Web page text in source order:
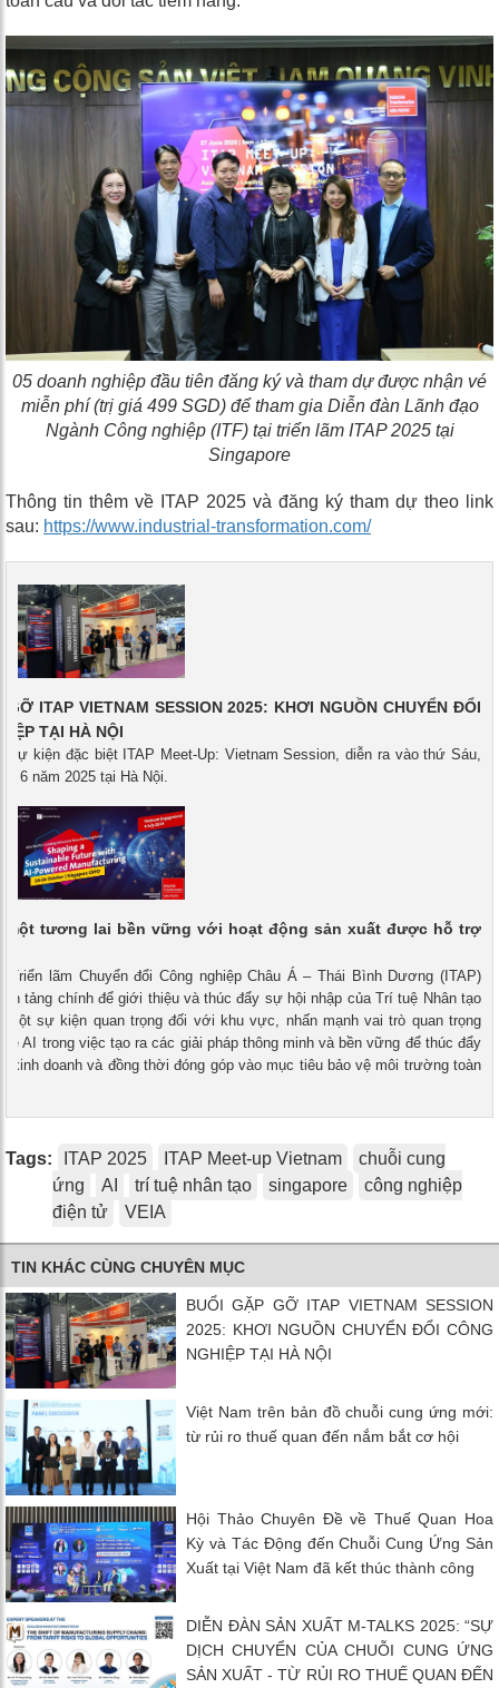
05 doanh nghiệp đầu tiên đăng ký và tham dự được nhận vé
miễn phí (trị giá 499 SGD) để tham gia Diễn đàn Lãnh đạo
Ngành Công nghiệp (ITF) tại triển lãm ITAP 2025 tại
Singapore
Thông tin thêm về ITAP 2025 và đăng ký tham dự theo link
sau: https://www.industrial-transformation.com/
GỠ ITAP VIETNAM SESSION 2025: KHƠI NGUỒN CHUYỂN ĐỔI
TẠI HÀ NỘI
Sự kiện đặc biệt ITAP Meet-Up: Vietnam Session, diễn ra vào thứ Sáu,
6 năm 2025 tại Hà Nội.
một tương lai bền vững với hoạt động sản xuất được hỗ trợ
Triển lãm Chuyển đổi Công nghiệp Châu Á – Thái Bình Dương (ITAP)
tảng chính để giới thiệu và thúc đẩy sự hội nhập của Trí tuệ Nhân tạo
sự kiện quan trọng đối với khu vực, nhấn mạnh vai trò quan trọng
AI trong việc tạo ra các giải pháp thông minh và bền vững để thúc đẩy
kinh doanh và đồng thời đóng góp vào mục tiêu bảo vệ môi trường toàn
Tags: ITAP 2025 ITAP Meet-up Vietnam
chuỗi cung
ứng
AI trí tuệ nhân tạo singapore
công nghiệp
điện tử
VEIA
TIN KHÁC CÙNG CHUYÊN MỤC
BUỔI GẶP GỠ ITAP VIETNAM SESSION
2025: KHƠI NGUỒN CHUYỂN ĐỔI CÔNG
NGHIỆP TẠI HÀ NỘI
Việt Nam trên bản đồ chuỗi cung ứng mới:
từ rủi ro thuế quan đến nắm bắt cơ hội
Hội Thảo Chuyên Đề về Thuế Quan Hoa
Kỳ và Tác Động đến Chuỗi Cung Ứng Sản
Xuất tại Việt Nam đã kết thúc thành công
DIỄN ĐÀN SẢN XUẤT M-TALKS 2025: “SỰ
DỊCH CHUYỂN CỦA CHUỖI CUNG ỨNG
SẢN XUẤT - TỪ RỦI RO THUẾ QUAN ĐẾN